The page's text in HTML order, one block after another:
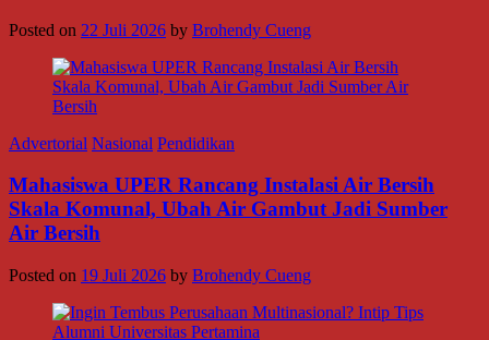
Posted on 22 Juli 2026 by Brohendy Cueng
Advertorial Nasional Pendidikan
Mahasiswa UPER Rancang Instalasi Air Bersih
Skala Komunal, Ubah Air Gambut Jadi Sumber
Air Bersih
Posted on 19 Juli 2026 by Brohendy Cueng